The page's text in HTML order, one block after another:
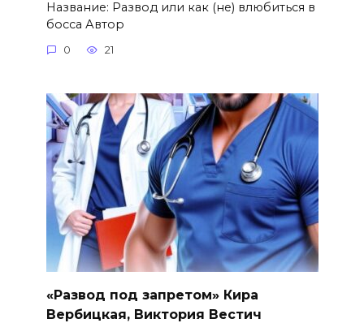
Название: Развод или как (не) влюбиться в
босса Автор
0 21
«Развод под запретом» Кира
Вербицкая, Виктория Вестич